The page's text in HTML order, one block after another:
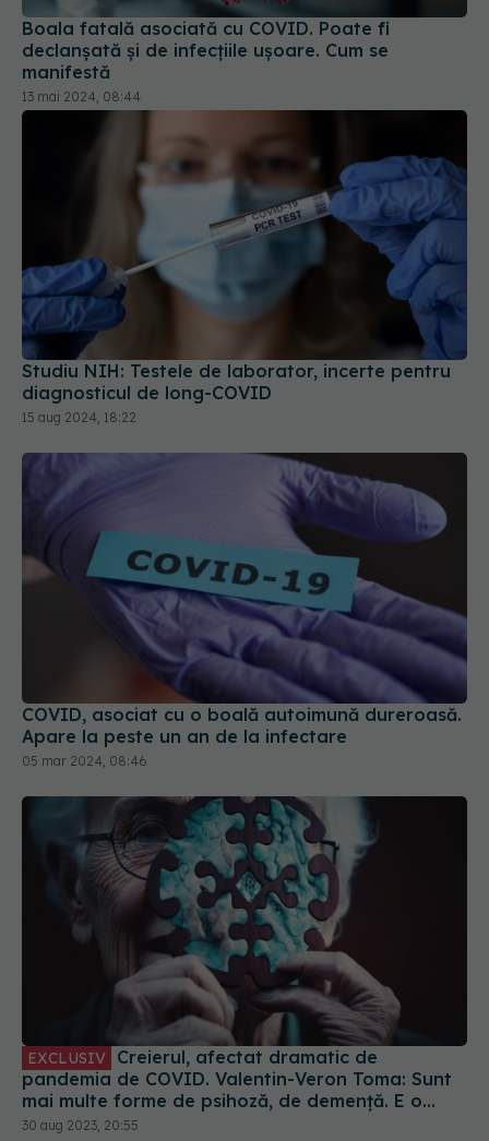
Boala fatală asociată cu COVID. Poate fi
declanșată și de infecțiile ușoare. Cum se
manifestă
13 mai 2024, 08:44
Studiu NIH: Testele de laborator, incerte pentru
diagnosticul de long-COVID
15 aug 2024, 18:22
COVID, asociat cu o boală autoimună dureroasă.
Apare la peste un an de la infectare
05 mar 2024, 08:46
EXCLUSIV
pandemia de COVID. Valentin-Veron Toma: Sunt
mai multe forme de psihoză, de demență. E o
accelerare a unor fenomene care păreau să fie
30 aug 2023, 20:55